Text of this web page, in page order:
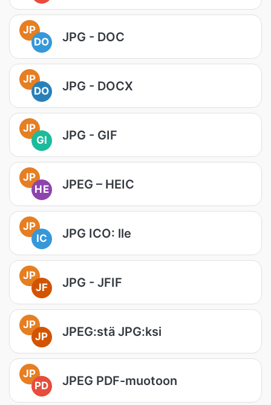
JP
DO
JPG - DOC
JP
DO
JPG - DOCX
JP
GI
JPG - GIF
JP
HE
JPEG – HEIC
JP
IC
JPG ICO: lle
JP
JF
JPG - JFIF
JP
JP
JPEG:stä JPG:ksi
JP
PD
JPEG PDF-muotoon